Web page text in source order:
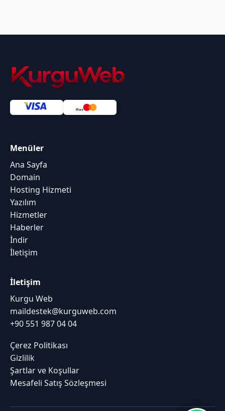
Menüler
Ana Sayfa
Domain
Hosting Hizmeti
Yazılım
Hizmetler
Haberler
İndir
İletişim
İletişim
Kurgu Web
maildestek@kurguweb.com
+90 551 987 04 04
Çerez Politikası
Gizlilik
Şartlar ve Koşullar
Mesafeli Satış Sözleşmesi